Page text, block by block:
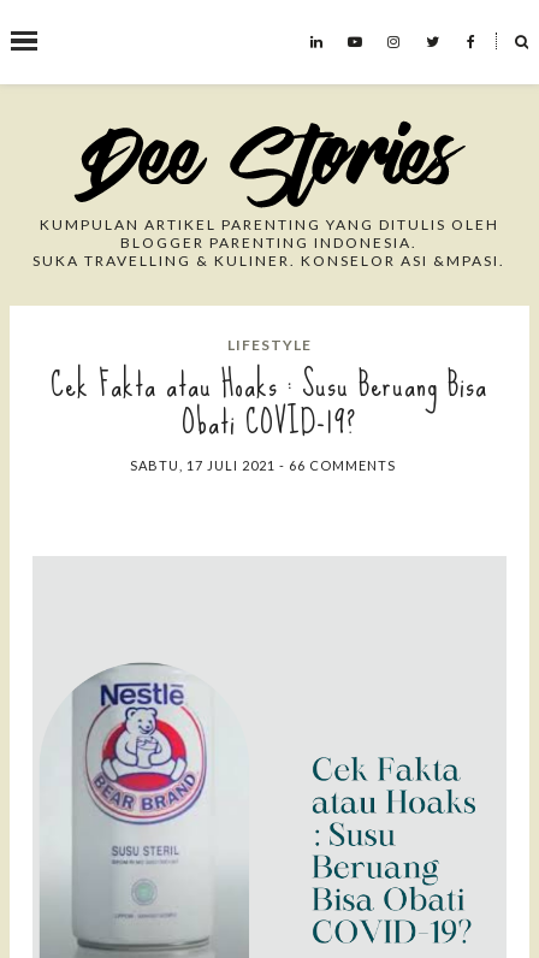
˟
Search This Blog
KUMPULAN ARTIKEL PARENTING YANG DITULIS OLEH
BLOGGER PARENTING INDONESIA.
SUKA TRAVELLING & KULINER. KONSELOR ASI &MPASI.
LIFESTYLE
Cek Fakta atau Hoaks : Susu Beruang Bisa
Obati COVID-19?
SABTU, 17 JULI 2021 - 66 COMMENTS